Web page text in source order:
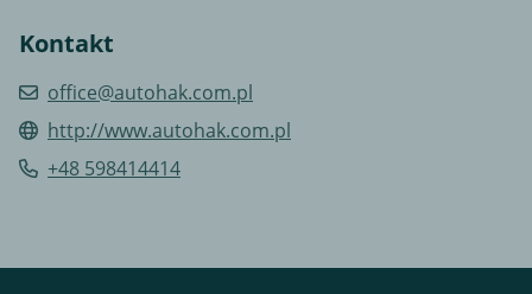
Kontakt
office@autohak.com.pl
http://www.autohak.com.pl
+48 598414414